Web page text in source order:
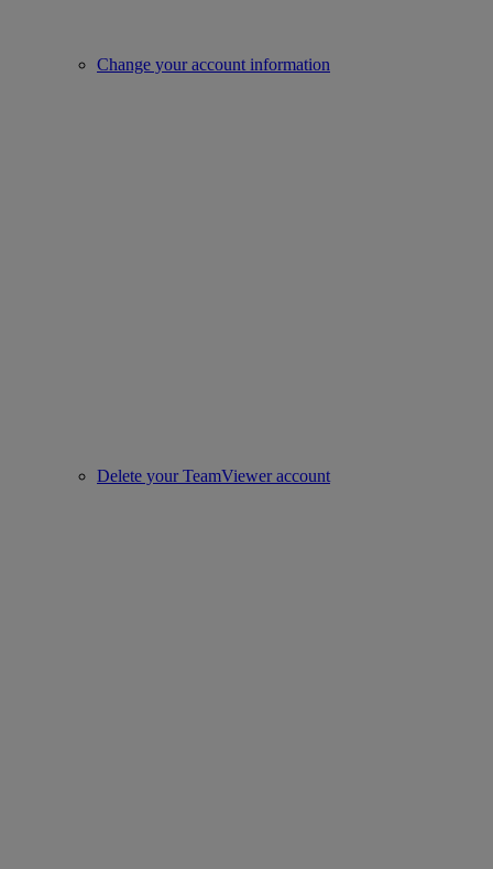
Change your account information
Delete your TeamViewer account